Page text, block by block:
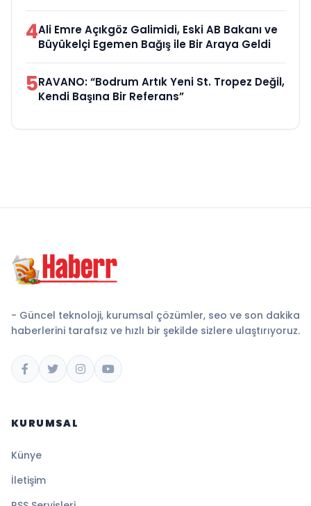
4Ali Emre Açıkgöz Galimidi, Eski AB Bakanı ve
Büyükelçi Egemen Bağış ile Bir Araya Geldi
5RAVANO: “Bodrum Artık Yeni St. Tropez Değil,
Kendi Başına Bir Referans”
- Güncel teknoloji, kurumsal çözümler, seo ve son dakika
haberlerini tarafsız ve hızlı bir şekilde sizlere ulaştırıyoruz.
KURUMSAL
Künye
İletişim